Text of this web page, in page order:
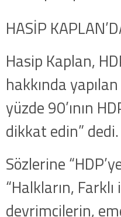
HASİP
Hasip Kaplan,
hakkında
yüzde 90’ının
dikkat edin” dedi.
Sözlerine
“Halkların,
devrimcilerin,